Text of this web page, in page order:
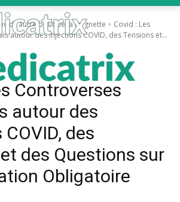
l’autre bout de la lorgnette
Covid : Les
autour des Injections COVID, des Tensions et...
Vaccin Covid de l’autre côté du miroir
Controverses
autour des
des
des Questions sur
Obligatoire